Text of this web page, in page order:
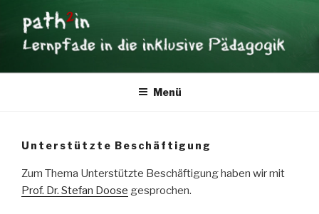
Inhalt
springen
PATH2IN
Menü
Unterstützte Beschäftigung
Zum Thema Unterstützte Beschäftigung haben wir mit
Prof. Dr. Stefan Doose gesprochen.